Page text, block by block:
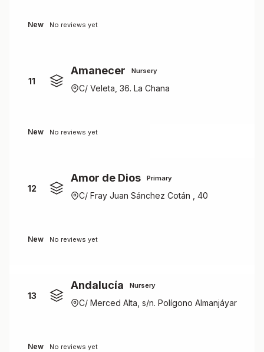
New No reviews yet
11
Amanecer Nursery
C/ Veleta, 36. La Chana
New No reviews yet
12
Amor de Dios Primary
C/ Fray Juan Sánchez Cotán , 40
New No reviews yet
13
Andalucía Nursery
C/ Merced Alta, s/n. Polígono Almanjáyar
New No reviews yet